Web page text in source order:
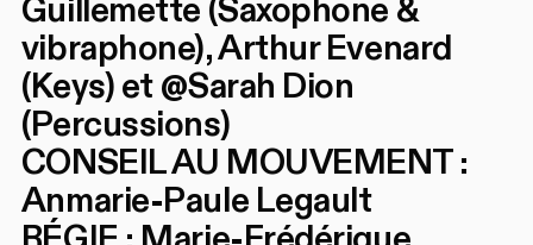
Guillemette (Saxophone &
vibraphone), Arthur Evenard
(Keys) et @Sarah Dion
(Percussions)
CONSEIL AU MOUVEMENT :
Anmarie-Paule Legault